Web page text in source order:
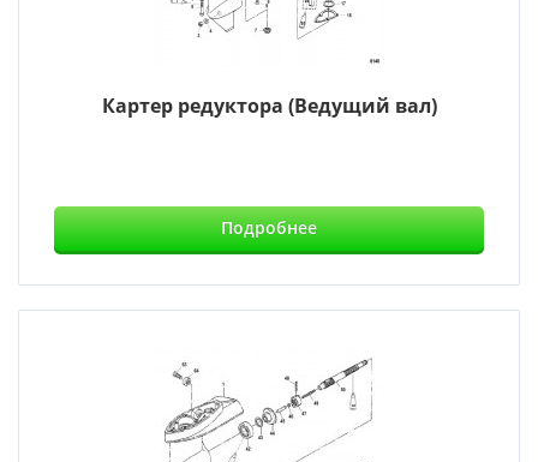
Картер редуктора (Ведущий вал)
Подробнее